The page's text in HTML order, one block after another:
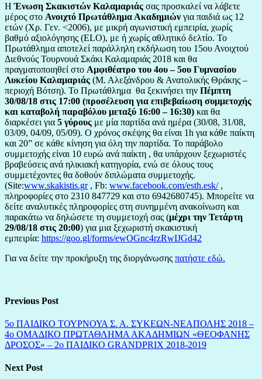
Η Ένωση Σκακιστών Καλαμαριάς σας προσκαλεί να λάβετε
μέρος στο Ανοιχτό Πρωτάθλημα Ακαδημιών για παιδιά ως 12
ετών (Χρ. Γεν. <2006), με μικρή αγωνιστική εμπειρία, χωρίς
βαθμό αξιολόγησης (ELO), με ή χωρίς αθλητικό δελτίο. Το
Πρωτάθλημα αποτελεί παράλληλη εκδήλωση του 15ου Ανοιχτού
Διεθνούς Τουρνουά Σκάκι Καλαμαριάς 2018 και θα
πραγματοποιηθεί στο Αμφιθέατρο του 4ου – 5ου Γυμνασίου
Λυκείου Καλαμαριάς (Μ. Αλεξάνδρου & Ανατολικής Θράκης –
περιοχή Βότση). Το Πρωτάθλημα θα ξεκινήσει την Πέμπτη
30/08/18 στις 17:00 (προσέλευση για επιβεβαίωση συμμετοχής
και καταβολή παραβόλου μεταξύ 16:00 – 16:30) και θα
διαρκέσει για 5 γύρους με μία παρτίδα ανά ημέρα (30/08, 31/08,
03/09, 04/09, 05/09). Ο χρόνος σκέψης θα είναι 1h για κάθε παίκτη
και 20” σε κάθε κίνηση για όλη την παρτίδα. Το παράβολο
συμμετοχής είναι 10 ευρώ ανά παίκτη , θα υπάρχουν ξεχωριστές
βραβεύσεις ανά ηλικιακή κατηγορία, ενώ σε όλους τους
συμμετέχοντες θα δοθούν διπλώματα συμμετοχής.
(Site:www.skakistis.gr, Fb: www.facebook.com/esth.esk/,
πληροφορίες στο 2310 847729 και στο 6942680745). Μπορείτε να
δείτε αναλυτικές πληροφορίες στη συνημμένη ανακοίνωση και
παρακάτω να δηλώσετε τη συμμετοχή σας (μέχρι την Τετάρτη
29/08/18 στις 20:00) για μια ξεχωριστή σκακιστική
εμπειρία: https://goo.gl/forms/ewOGnc4rzRwIJGd42
Για να δείτε την προκήρυξη της διοργάνωσης πατήστε εδώ.
Previous Post
5ο ΠΑΙΔΙΚΟ ΤΟΥΡΝΟΥΑ Σ. Α. ΣΥΚΕΩΝ-ΝΕΑΠΟΛΗΣ 2018 –
4ο ΟΜΑΔΙΚΟ ΠΡΩΤΑΘΛΗΜΑ ΑΚΑΔΗΜΙΩΝ «ΘΕΟΦΑΝΗΣ
ΔΡΟΣΟΣ» – 2ο ΠΑΙΔΙΚΟ GRANDPRIX 2018-2019
Next Post